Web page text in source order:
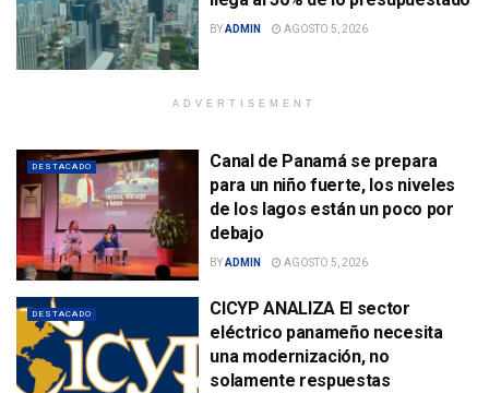
BYADMIN AGOSTO 5, 2026
ADVERTISEMENT
DESTACADO
Canal de Panamá se prepara
para un niño fuerte, los niveles
de los lagos están un poco por
debajo
BYADMIN AGOSTO 5, 2026
DESTACADO
CICYP ANALIZA El sector
eléctrico panameño necesita
una modernización, no
solamente respuestas